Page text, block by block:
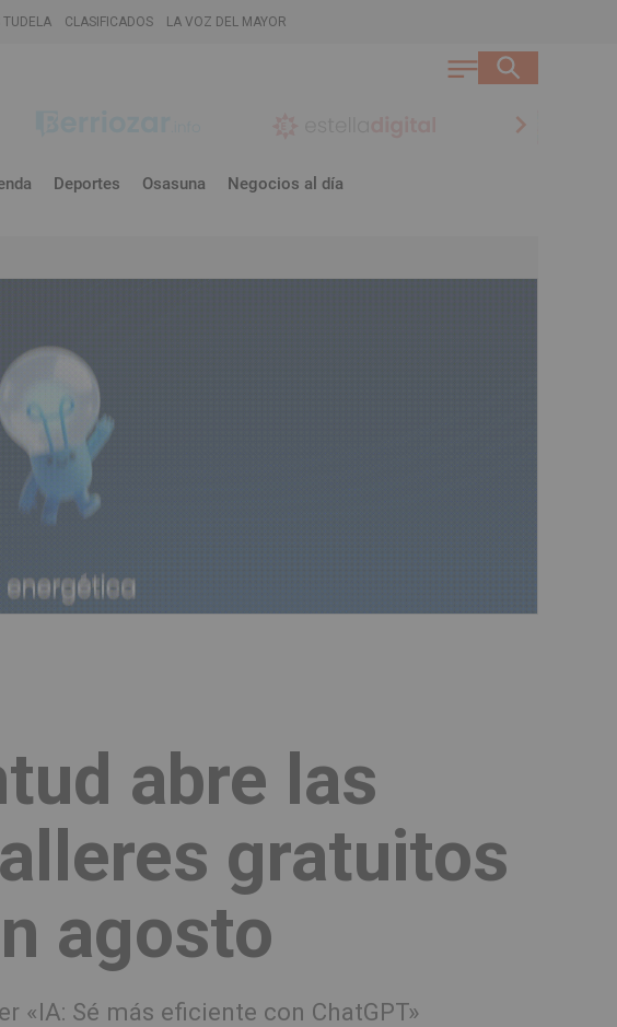
TUDELA CLASIFICADOS LA VOZ DEL MAYOR
chevron_right
Deportes Osasuna Negocios al día
abre las
gratuitos
agosto
«IA: Sé más eficiente con ChatGPT»